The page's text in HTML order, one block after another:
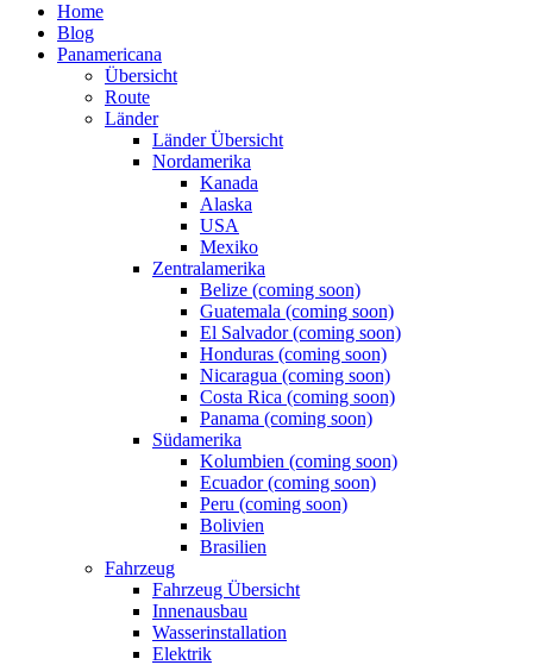
Home
Blog
Panamericana
Übersicht
Route
Länder
Länder Übersicht
Nordamerika
Kanada
Alaska
USA
Mexiko
Zentralamerika
Belize (coming soon)
Guatemala (coming soon)
El Salvador (coming soon)
Honduras (coming soon)
Nicaragua (coming soon)
Costa Rica (coming soon)
Panama (coming soon)
Südamerika
Kolumbien (coming soon)
Ecuador (coming soon)
Peru (coming soon)
Bolivien
Brasilien
Fahrzeug
Fahrzeug Übersicht
Innenausbau
Wasserinstallation
Elektrik